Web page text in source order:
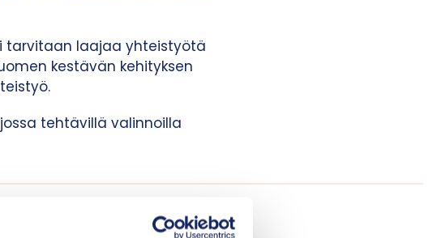
tarvitaan laajaa yhteistyötä
kestävän kehityksen
tehtävillä valinnoilla
totesi puheenvuorossaan